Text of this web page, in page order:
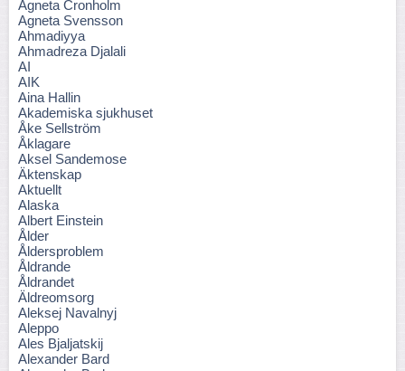
Agneta Cronholm
Agneta Svensson
Ahmadiyya
Ahmadreza Djalali
AI
AIK
Aina Hallin
Akademiska sjukhuset
Åke Sellström
Åklagare
Aksel Sandemose
Äktenskap
Aktuellt
Alaska
Albert Einstein
Ålder
Åldersproblem
Åldrande
Åldrandet
Äldreomsorg
Aleksej Navalnyj
Aleppo
Ales Bjaljatskij
Alexander Bard